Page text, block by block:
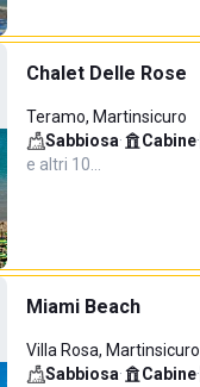
Chalet Delle Rose
Teramo, Martinsicuro
Sabbiosa· Cabine·
e altri 10…
Miami Beach
Villa Rosa, Martinsicuro
Sabbiosa· Cabine·